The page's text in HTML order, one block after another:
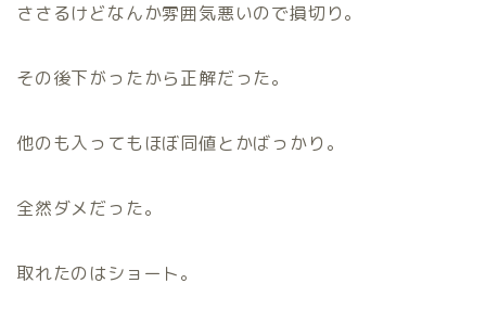
ささるけどなんか雰囲気悪いので損切り。
その後下がったから正解だった。
他のも入ってもほぼ同値とかばっかり。
全然ダメだった。
取れたのはショート。